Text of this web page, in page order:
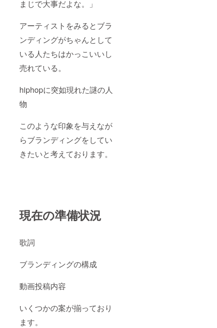
まじで大事だよな。」
アーティストをみるとブラ
ンディングがちゃんとして
いる人たちはかっこいいし
売れている。
hiphopに突如現れた謎の人
物
このような印象を与えなが
らブランディングをしてい
きたいと考えております。
現在の準備状況
歌詞
ブランディングの構成
動画投稿内容
いくつかの案が揃っており
ます。